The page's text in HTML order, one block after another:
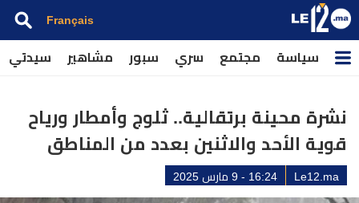
Français
سياسة مجتمع سري سبور مشاهير سيدتي
نشرة محينة برتقالية.. ثلوج وأمطار ورياح
قوية الأحد والاثنين بعدد من المناطق
Le12.ma 16:24 - 9 مارس 2025